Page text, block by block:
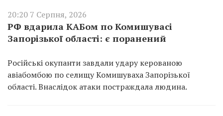
20:20 7 Серпня, 2026
РФ вдарила КАБом по Комишувасі
Запорізької області: є поранений
Російські окупанти завдали удару керованою
авіабомбою по селищу Комишуваха Запорізької
області. Внаслідок атаки постраждала людина.